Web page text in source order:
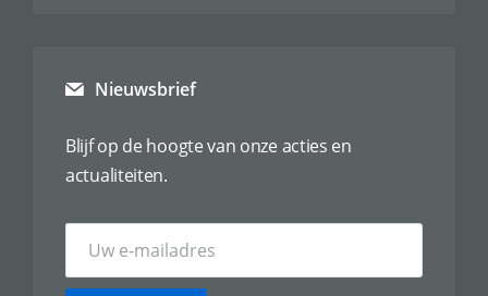
Nieuwsbrief
Blijf op de hoogte van onze acties en
actualiteiten.